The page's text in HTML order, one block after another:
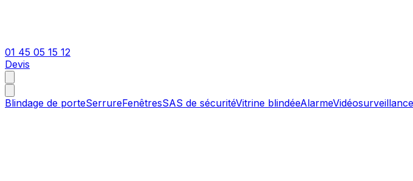
01 45 05 15 12
Devis
Blindage de porteSerrureFenêtresSAS de sécuritéVitrine blindéeAlarmeVidéosurveillance